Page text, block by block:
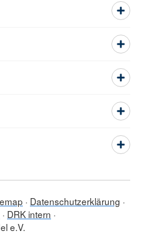
Datenschutzerklärung
DRK intern
e.V.